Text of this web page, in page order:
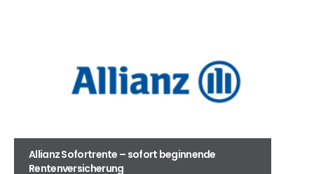
Allianz Sofortrente – sofort beginnende
Rentenversicherung